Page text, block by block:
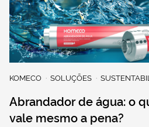
KOMECO SOLUÇÕES
Abrandador de água: o
vale mesmo a pena?